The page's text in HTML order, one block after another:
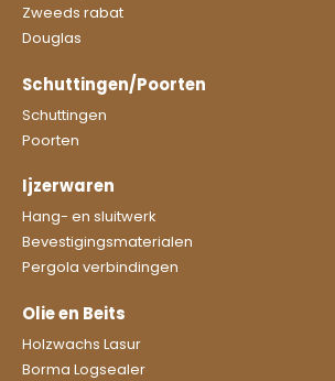
Zweeds rabat
Douglas
Schuttingen/Poorten
Schuttingen
Poorten
Ijzerwaren
Hang- en sluitwerk
Bevestigingsmaterialen
Pergola verbindingen
Olie en Beits
Holzwachs Lasur
Borma Logsealer